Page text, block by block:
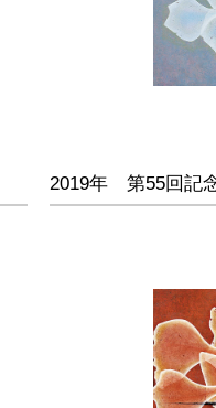
2019年 第55回記